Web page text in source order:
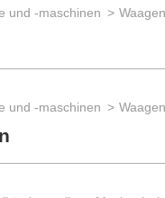
und -maschinen Waagen
und -maschinen Waagen